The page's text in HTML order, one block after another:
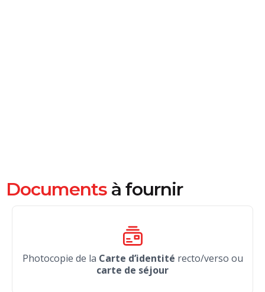
Documents à fournir
Photocopie de la Carte d’identité recto/verso ou
carte de séjour